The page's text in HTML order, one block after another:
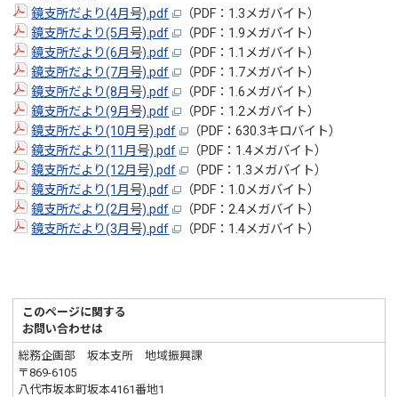
鏡支所だより(4月号).pdf
（PDF：1.3メガバイト）
鏡支所だより(5月号).pdf
（PDF：1.9メガバイト）
鏡支所だより(6月号).pdf
（PDF：1.1メガバイト）
鏡支所だより(7月号).pdf
（PDF：1.7メガバイト）
鏡支所だより(8月号).pdf
（PDF：1.6メガバイト）
鏡支所だより(9月号).pdf
（PDF：1.2メガバイト）
鏡支所だより(10月号).pdf
（PDF：630.3キロバイト）
鏡支所だより(11月号).pdf
（PDF：1.4メガバイト）
鏡支所だより(12月号).pdf
（PDF：1.3メガバイト）
鏡支所だより(1月号).pdf
（PDF：1.0メガバイト）
鏡支所だより(2月号).pdf
（PDF：2.4メガバイト）
鏡支所だより(3月号).pdf
（PDF：1.4メガバイト）
このページに関する
お問い合わせは
総務企画部 坂本支所 地域振興課
〒869-6105
八代市坂本町坂本4161番地1